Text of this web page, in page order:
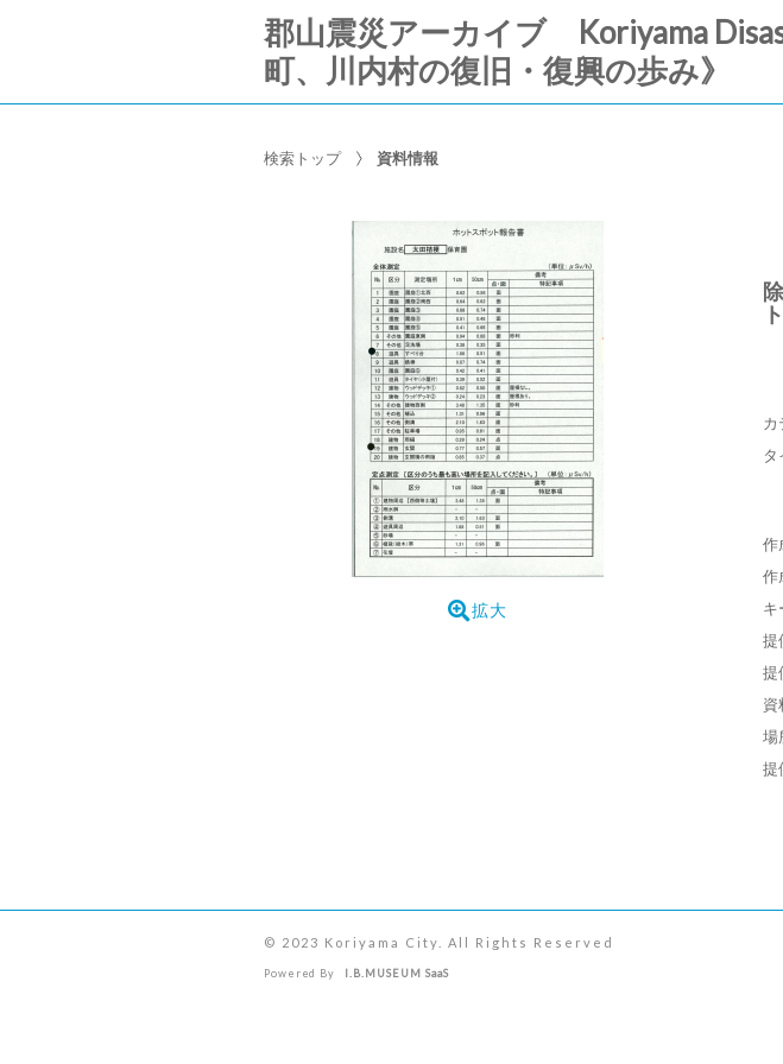
郡山震災アーカイブ Koriyama
町、川内村の復旧・復興の歩み》
検索トップ 資料情報
拡大
カ
タ
作
作
キ
提
提
資
場
提
© 2023 Koriyama City. All Rights Reserved
Powered By I.B.MUSEUM SaaS